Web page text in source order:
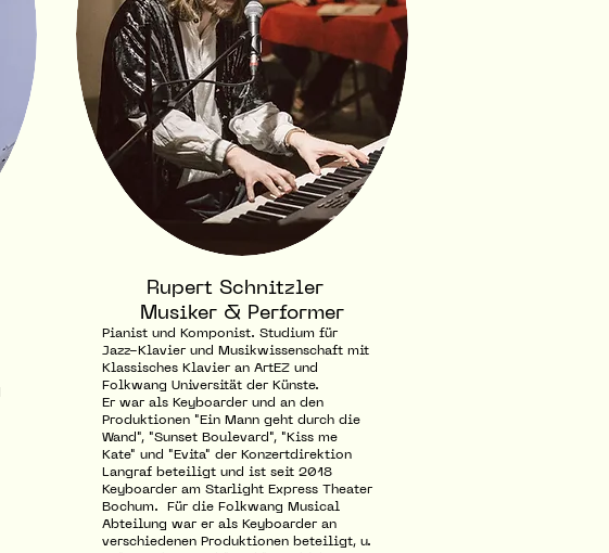
Rupert Schnitzler
Musiker & Performer
Pianist und Komponist. Studium für
Jazz-Klavier und Musikwissenschaft mit
Klassisches Klavier an ArtEZ und
Folkwang Universität der Künste.
Er war als Keyboarder und an den
Produktionen "Ein Mann geht durch die
Wand", "Sunset Boulevard", "Kiss me
Kate" und "Evita" der Konzertdirektion
Langraf beteiligt und ist seit 2018
Keyboarder am Starlight Express Theater
Bochum. Für die Folkwang Musical
Abteilung war er als Keyboarder an
verschiedenen Produktionen beteiligt, u.